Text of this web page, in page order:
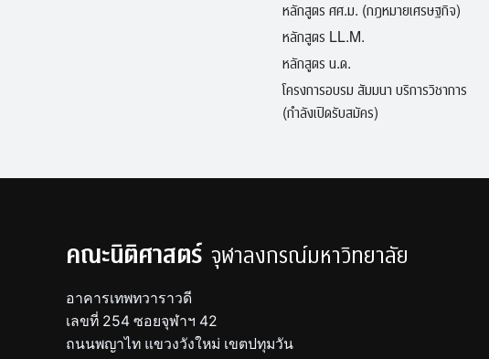
หลักสูตร ศศ.ม. (กฎหมายเศรษฐกิจ)
หลักสูตร LL.M.
หลักสูตร น.ด.
โครงการอบรม สัมมนา บริการวิชาการ
(กำลังเปิดรับสมัคร)
คณะนิติศาสตร์ จุฬาลงกรณ์มหาวิทยาลัย
อาคารเทพทวาราวดี
เลขที่ 254 ซอยจุฬาฯ 42
ถนนพญาไท แขวงวังใหม่ เขตปทุมวัน